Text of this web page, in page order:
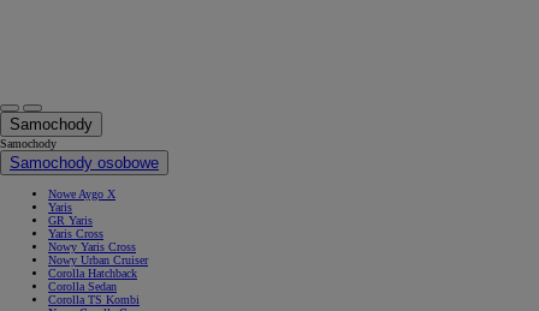
Samochody
Samochody
Samochody osobowe
Nowe Aygo X
Yaris
GR Yaris
Yaris Cross
Nowy Yaris Cross
Nowy Urban Cruiser
Corolla Hatchback
Corolla Sedan
Corolla TS Kombi